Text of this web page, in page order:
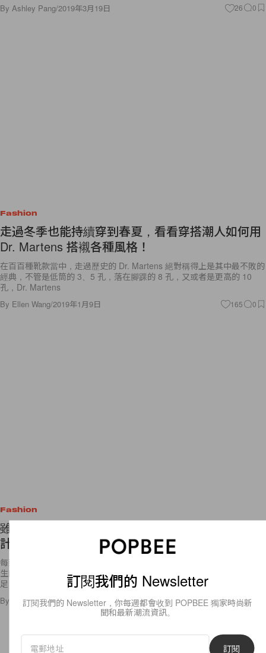
By Ashley Pang/2019年3月19日 26 0
Fashion
走過冬季也能持續穿到春夏，看看穿搭潮人如何用
Dr. Martens 搭襯各種風格！
在百百種靴款當中，走過歷史的 Dr. Martens 絕對稱得上是其中最不敗的
經典，不管是低筒的 3、5 孔，落在腳踝的 8 孔，又或者是更高的 10
孔，Dr. Martens
By Ellen Wang/2019年1月9日 165 0
Fashion
雖然說靴子百百款，但今年秋冬挑有「這 4 種設
計」的最時髦！
每到秋冬，靴款幾乎已經是萬年不敗的必備品！但也正因為如此，許多女
生的鞋櫃早已不乏基本款，但這對愛鞋成癡的女生來說，當然不會就此滿
足，過往 POPBEE
By Ellen Wang/2018年12月10日 9
訂閱我們的 Newsletter
訂閱我們的 Newsletter，你每週都會收到 POPBEE 獨家時尚新
聞和最新潮流資訊。
訂閱